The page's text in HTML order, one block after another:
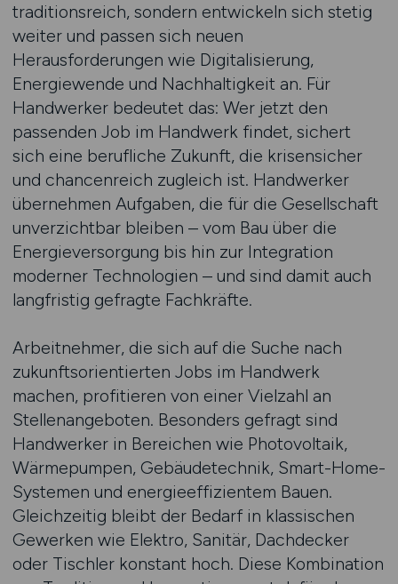
traditionsreich, sondern entwickeln sich stetig
weiter und passen sich neuen
Herausforderungen wie Digitalisierung,
Energiewende und Nachhaltigkeit an. Für
Handwerker bedeutet das: Wer jetzt den
passenden Job im Handwerk findet, sichert
sich eine berufliche Zukunft, die krisensicher
und chancenreich zugleich ist. Handwerker
übernehmen Aufgaben, die für die Gesellschaft
unverzichtbar bleiben – vom Bau über die
Energieversorgung bis hin zur Integration
moderner Technologien – und sind damit auch
langfristig gefragte Fachkräfte.
Arbeitnehmer, die sich auf die Suche nach
zukunftsorientierten Jobs im Handwerk
machen, profitieren von einer Vielzahl an
Stellenangeboten. Besonders gefragt sind
Handwerker in Bereichen wie Photovoltaik,
Wärmepumpen, Gebäudetechnik, Smart-Home-
Systemen und energieeffizientem Bauen.
Gleichzeitig bleibt der Bedarf in klassischen
Gewerken wie Elektro, Sanitär, Dachdecker
oder Tischler konstant hoch. Diese Kombination